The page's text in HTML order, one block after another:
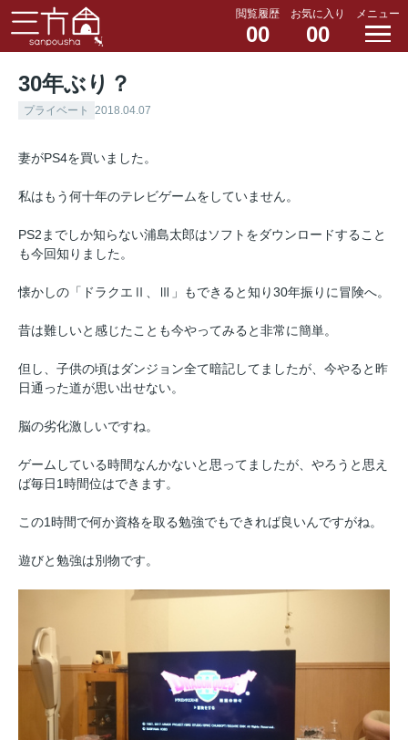
閲覧履歴
00
お気に入り
00
メニュー
30年ぶり？
プライベート 2018.04.07
妻がPS4を買いました。
私はもう何十年のテレビゲームをしていません。
PS2までしか知らない浦島太郎はソフトをダウンロードすること
も今回知りました。
懐かしの「ドラクエⅡ、Ⅲ」もできると知り30年振りに冒険へ。
昔は難しいと感じたことも今やってみると非常に簡単。
但し、 子供の頃はダンジョン全て暗記してましたが、今やると昨
日通った道が思い出せない。
脳の劣化激しいですね。
ゲームしている時間なんかないと思ってましたが、やろうと思え
ば毎日1時間位はできます。
この1時間で何か資格を取る勉強でもできれば良いんですがね。
遊びと勉強は別物です。